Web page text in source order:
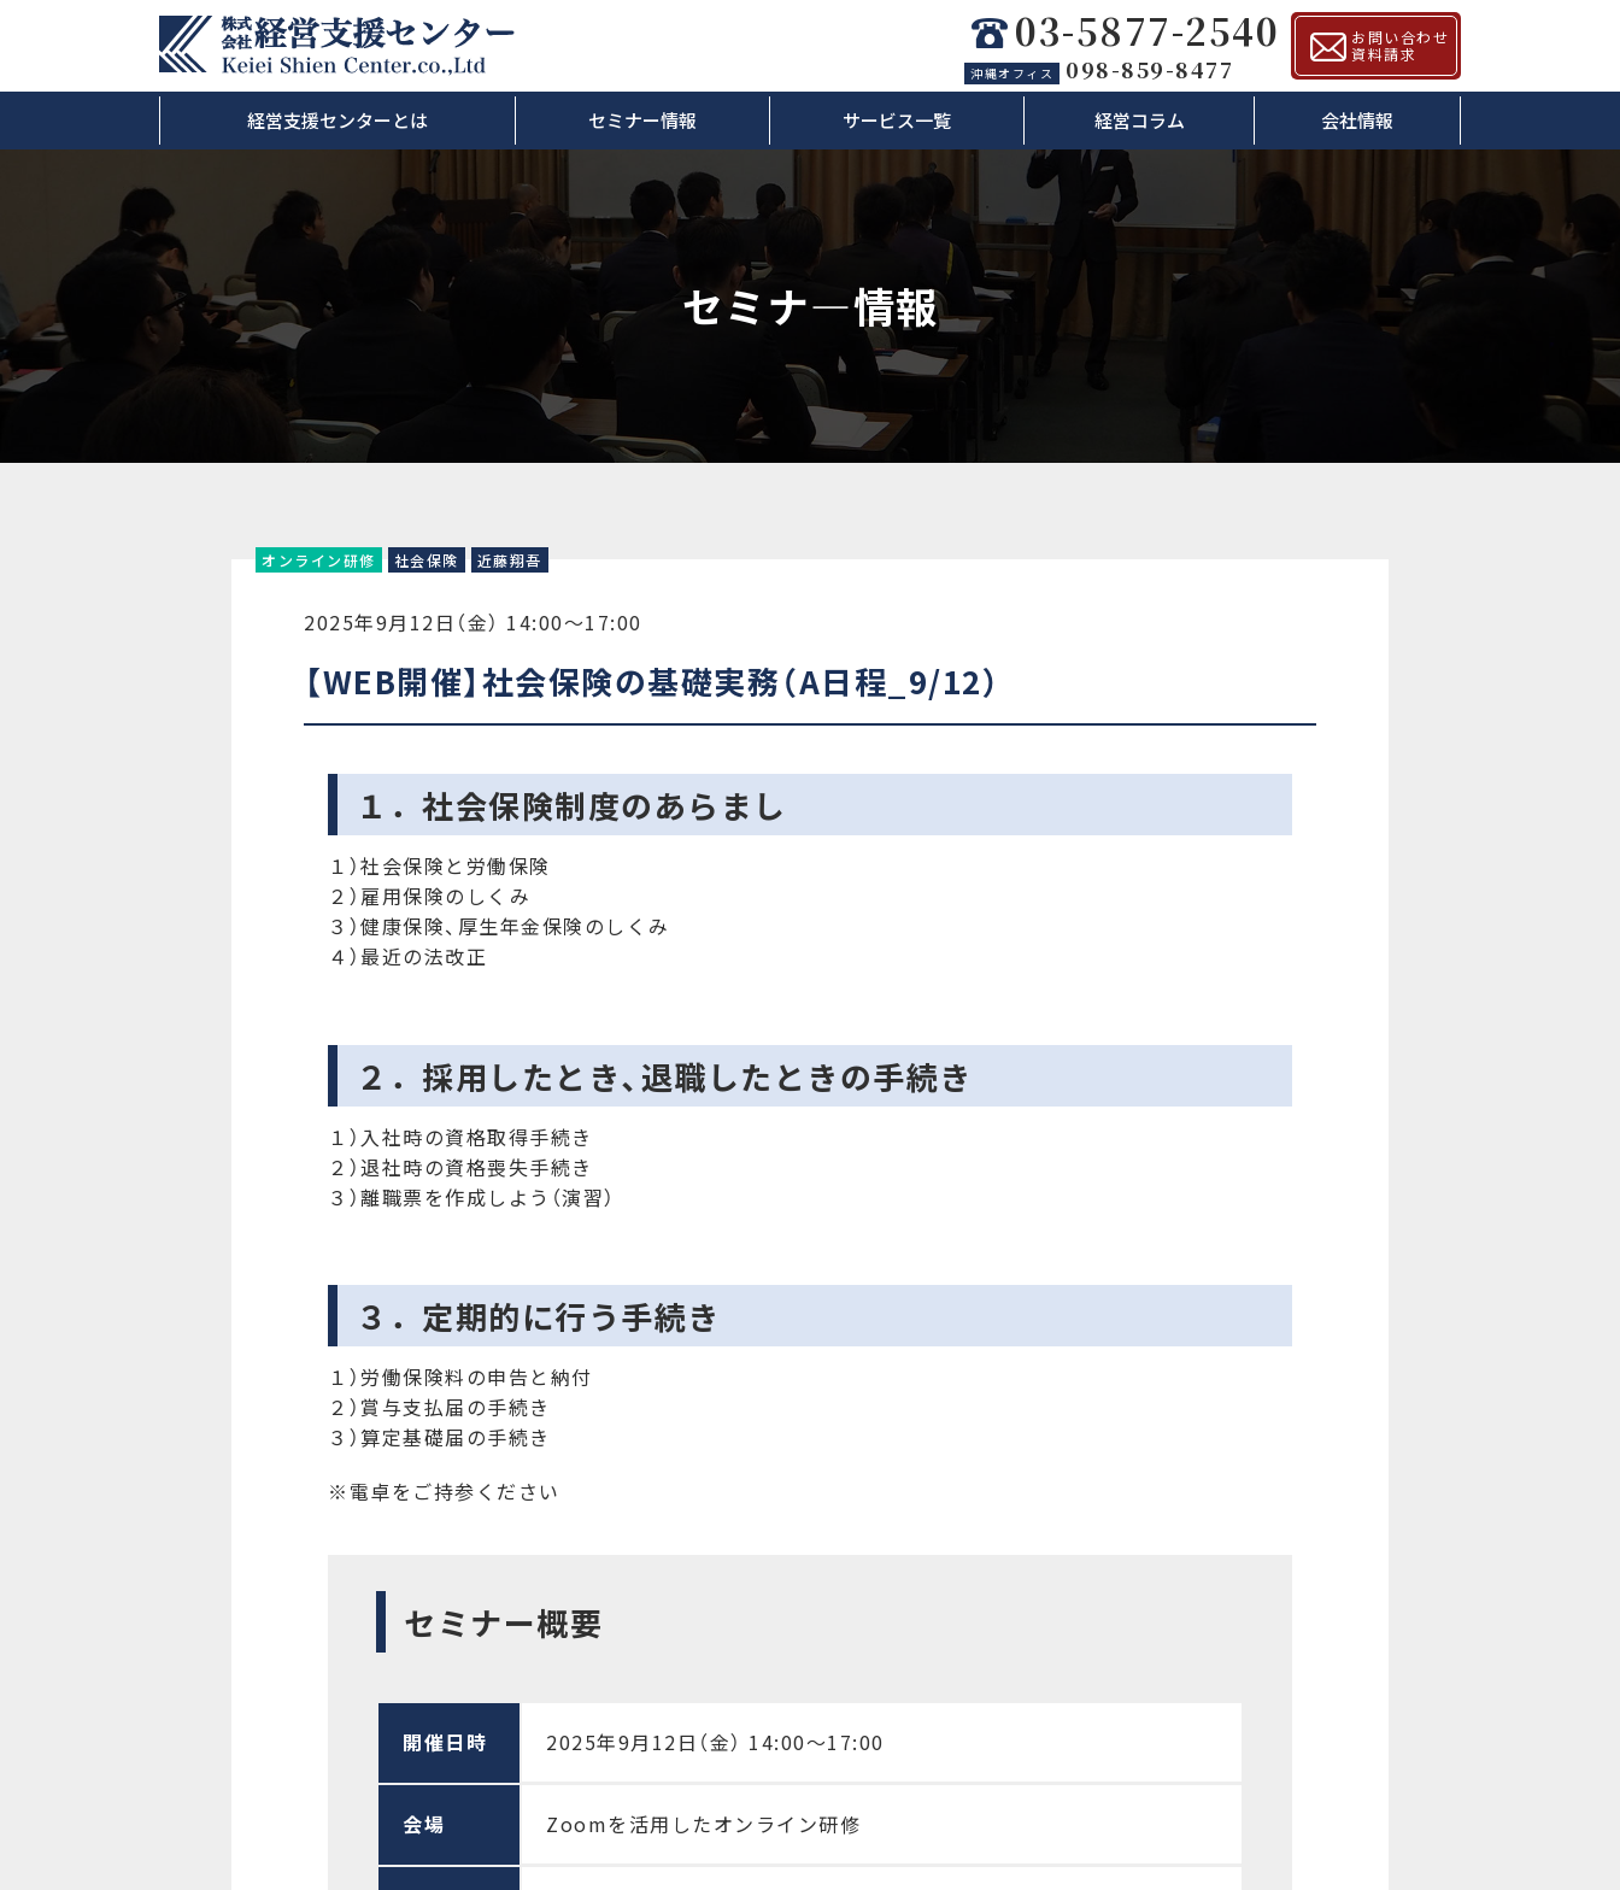
03-5877-2540
沖縄オフィス 098-859-8477
お問い合わせ
資料請求
経営支援センターとは セミナー情報 サービス一覧 経営コラム 会社情報
セミナ―情報
オンライン研修 社会保険 近藤翔吾
2025年9月12日（金） 14:00〜17:00
【WEB開催】社会保険の基礎実務（A日程_9/12）
１．社会保険制度のあらまし
１）社会保険と労働保険
２）雇用保険のしくみ
３）健康保険、厚生年金保険のしくみ
４）最近の法改正
２．採用したとき、退職したときの手続き
１）入社時の資格取得手続き
２）退社時の資格喪失手続き
３）離職票を作成しよう（演習）
３．定期的に行う手続き
１）労働保険料の申告と納付
２）賞与支払届の手続き
３）算定基礎届の手続き
※電卓をご持参ください
セミナー概要
開催日時 2025年9月12日（金） 14:00〜17:00
会場 Zoomを活用したオンライン研修